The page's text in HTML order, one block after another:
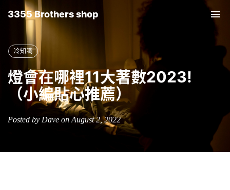
3355 Brothers shop
冷知識
燈會在哪裡11大著數2023!
（小編貼心推薦）
Posted by Dave on August 2, 2022